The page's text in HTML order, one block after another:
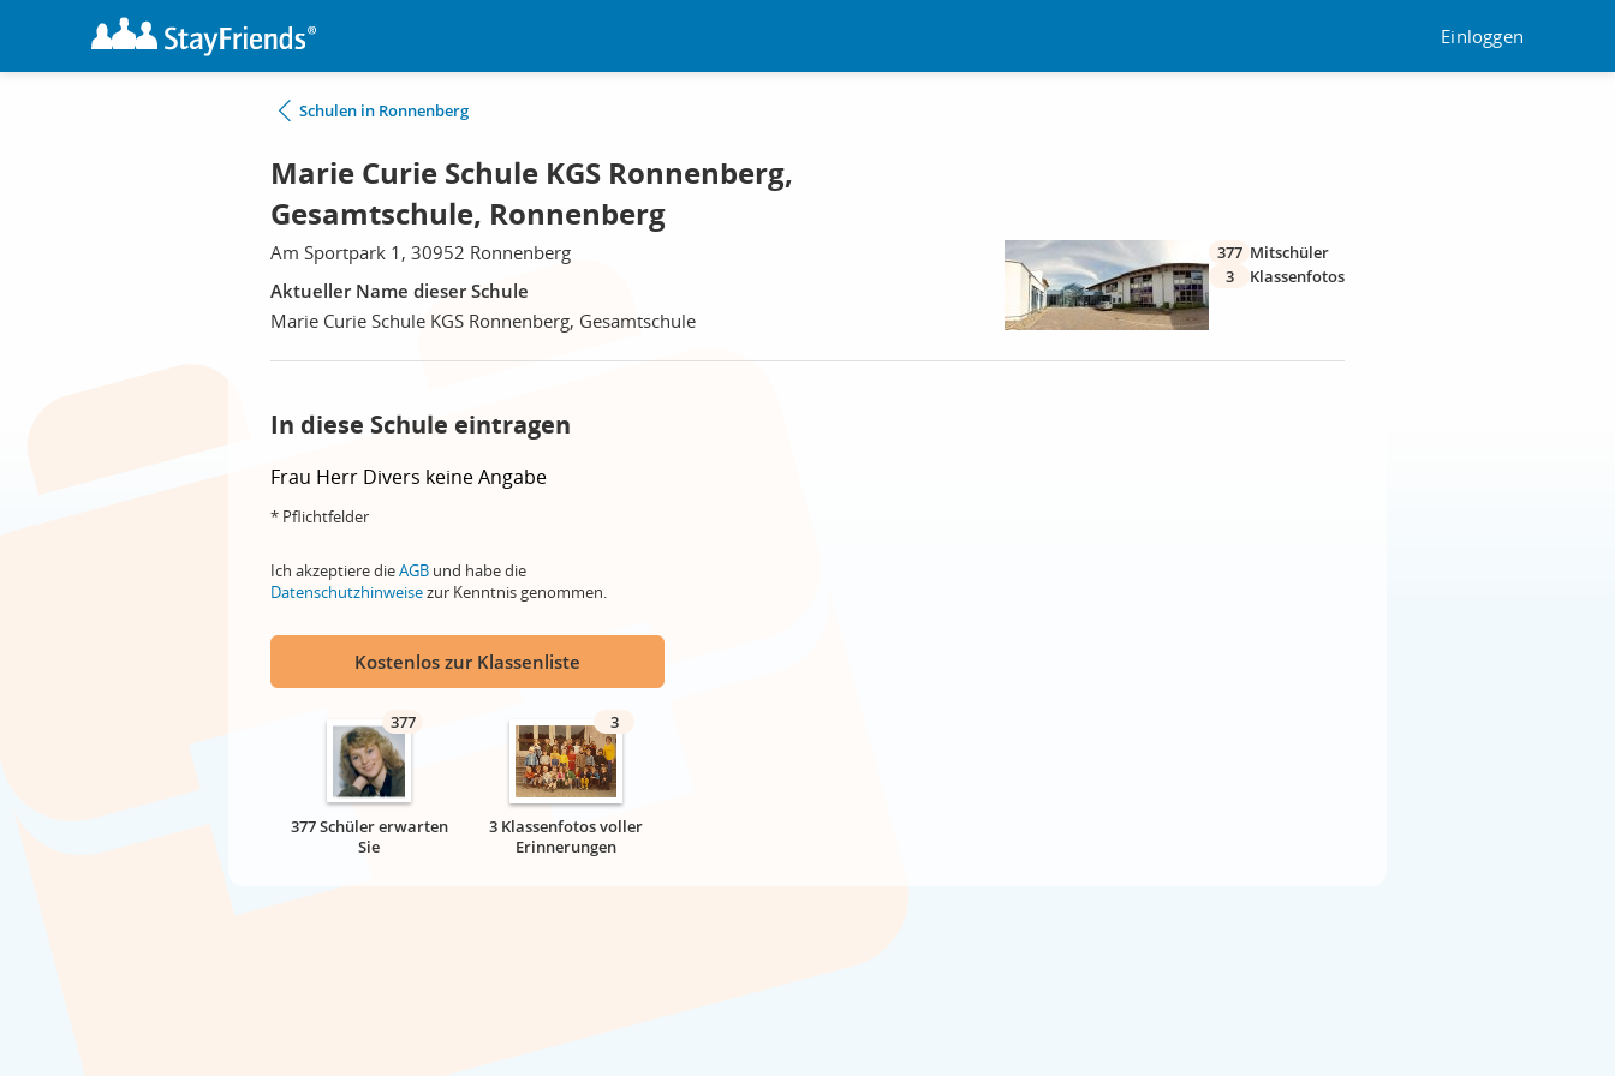
Einloggen
Schulen in Ronnenberg
Marie Curie Schule KGS Ronnenberg,
Gesamtschule, Ronnenberg
Am Sportpark 1, 30952 Ronnenberg
Aktueller Name dieser Schule
Marie Curie Schule KGS Ronnenberg, Gesamtschule
377 Mitschüler
3
Klassenfotos
In diese Schule eintragen
Frau Herr Divers keine Angabe
* Pflichtfelder
Ich akzeptiere dieAGB und habe die
Datenschutzhinweisezur Kenntnis genommen.
Kostenlos zur Klassenliste
377
377 Schüler erwarten
Sie
3
3 Klassenfotos voller
Erinnerungen